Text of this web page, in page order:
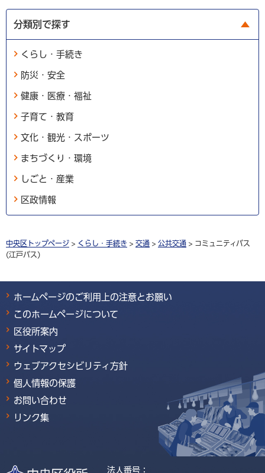
分類別で探す
くらし・手続き
防災・安全
健康・医療・福祉
子育て・教育
文化・観光・スポーツ
まちづくり・環境
しごと・産業
区政情報
中央区トップページ > くらし・手続き > 交通 > 公共交通 > コミュニティバス
(江戸バス)
ホームページのご利用上の注意とお願い
このホームページについて
区役所案内
サイトマップ
ウェブアクセシビリティ方針
個人情報の保護
お問い合わせ
リンク集
法人番号：